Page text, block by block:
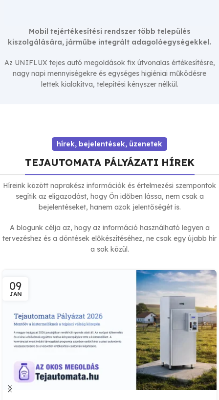
UNIFLUX – Tejes autó
rendszer
Mobil tejértékesítési rendszer több település
kiszolgálására, járműbe integrált adagolóegységekkel.
Az UNIFLUX tejes autó megoldások fix útvonalas értékesítésre,
nagy napi mennyiségekre és egységes higiéniai működésre
lettek kialakítva, telepítési kényszer nélkül.
hírek, bejelentések, üzenetek
TEJAUTOMATA PÁLYÁZATI HÍREK
Híreink között naprakész információk és értelmezési szempontok
segítik az eligazodást, hogy Ön időben lássa, nem csak a
bejelentéseket, hanem azok jelentőségét is.
A blogunk célja az, hogy az információ használható legyen a
tervezéshez és a döntések előkészítéséhez, ne csak egy újabb hír
a sok közül.
09
JAN